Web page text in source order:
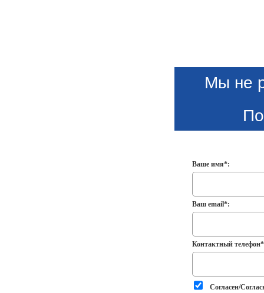
Мы не
Ваше имя*:
Ваш email*:
Контактный
Согласен/